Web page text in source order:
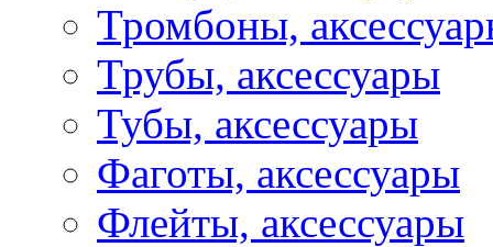
Тромбоны,
Трубы, аксессуары
Тубы, аксессуары
Фаготы, аксессуары
Флейты, аксессуары